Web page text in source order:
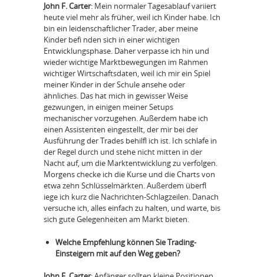
John F. Carter: Mein normaler Tagesablauf variiert
heute viel mehr als früher, weil ich Kinder habe. Ich
bin ein leidenschaftlicher Trader, aber meine
Kinder befi nden sich in einer wichtigen
Entwicklungsphase. Daher verpasse ich hin und
wieder wichtige Marktbewegungen im Rahmen
wichtiger Wirtschaftsdaten, weil ich mir ein Spiel
meiner Kinder in der Schule ansehe oder
ähnliches. Das hat mich in gewisser Weise
gezwungen, in einigen meiner Setups
mechanischer vorzugehen. Außerdem habe ich
einen Assistenten eingestellt, der mir bei der
Ausführung der Trades behilfl ich ist. Ich schlafe in
der Regel durch und stehe nicht mitten in der
Nacht auf, um die Marktentwicklung zu verfolgen.
Morgens checke ich die Kurse und die Charts von
etwa zehn Schlüsselmärkten. Außerdem überfl
iege ich kurz die Nachrichten-Schlagzeilen. Danach
versuche ich, alles einfach zu halten, und warte, bis
sich gute Gelegenheiten am Markt bieten.
Welche Empfehlung können Sie Trading-
Einsteigern mit auf den Weg geben?